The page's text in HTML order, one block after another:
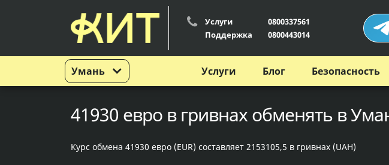
Умань
Услуги
0800337561
Поддержка
0800443014
Услуги Блог Безопасность
41930 евро в гривнах обменять в
Курс обмена 41930 евро (EUR) составляет 2153105,5 в гривнах (UAH)